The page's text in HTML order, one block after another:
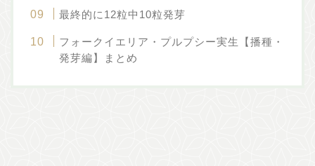
最終的に12粒中10粒発芽
フォークイエリア・プルプシー実生【播種・
発芽編】まとめ